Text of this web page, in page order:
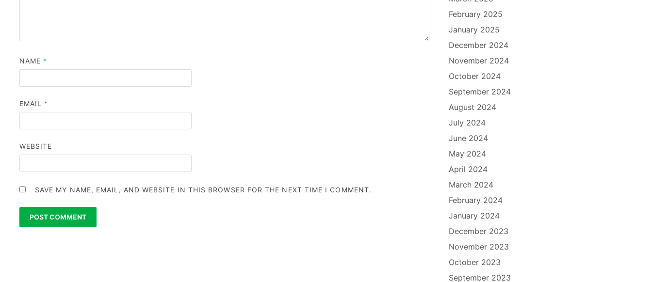
NAME *
EMAIL *
WEBSITE
SAVE MY NAME, EMAIL, AND WEBSITE IN THIS BROWSER FOR THE NEXT TIME I COMMENT.
February 2025
January 2025
December 2024
November 2024
October 2024
September 2024
August 2024
July 2024
June 2024
May 2024
April 2024
March 2024
February 2024
January 2024
December 2023
November 2023
October 2023
September 2023